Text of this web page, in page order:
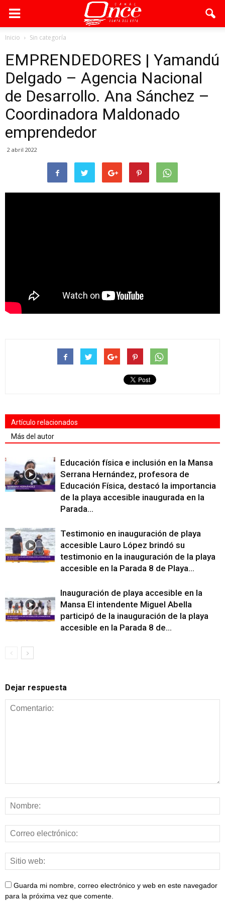
Inicio Sin categoría
EMPRENDEDORES | Yamandú
Delgado – Agencia Nacional
de Desarrollo. Ana Sánchez –
Coordinadora Maldonado
emprendedor
2 abril 2022
Artículo relacionados
Más del autor
Educación física e inclusión en la Mansa
Serrana Hernández, profesora de
Educación Física, destacó la importancia
de la playa accesible inaugurada en la
Parada...
Testimonio en inauguración de playa
accesible Lauro López brindó su
testimonio en la inauguración de la playa
accesible en la Parada 8 de Playa...
Inauguración de playa accesible en la
Mansa El intendente Miguel Abella
participó de la inauguración de la playa
accesible en la Parada 8 de...
Dejar respuesta
Guarda mi nombre, correo electrónico y web en este navegador
para la próxima vez que comente.